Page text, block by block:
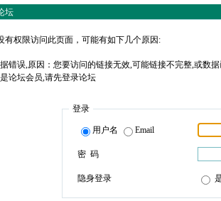
坛
有权限访问此页面，可能有如下几个原因:
错误,原因：您要访问的链接无效,可能链接不完整,或数
论坛会员,请先登录论坛
登录
用户名 Email
密 码
隐身登录